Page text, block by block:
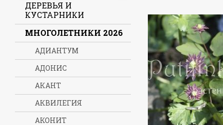
ДЕРЕВЬЯ И
КУСТАРНИКИ
МНОГОЛЕТНИКИ 2026
АДИАНТУМ
АДОНИС
АКАНТ
АКВИЛЕГИЯ
АКОНИТ